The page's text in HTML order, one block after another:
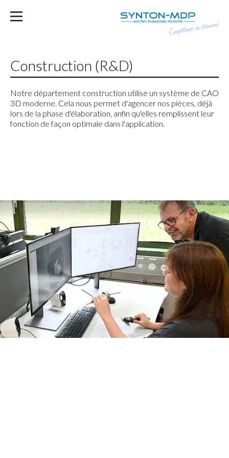
Construction (R&D)
Notre département construction utilise un système de CAO
3D moderne. Cela nous permet d'agencer nos pièces, déjà
lors de la phase d'élaboration, anfin qu'elles remplissent leur
fonction de façon optimale dans l'application.